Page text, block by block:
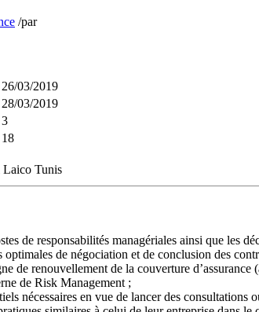
/par
26/03/2019
28/03/2019
3
18
Laico Tunis
de responsabilités managériales ainsi que les
optimales de négociation et de conclusion des
de renouvellement de la couverture
de Risk Management ;
nécessaires en vue de lancer des